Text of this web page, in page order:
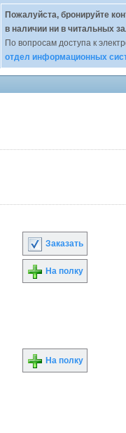
Пожалуйста, бронируйте
в наличии ни в читальных
По вопросам доступа к
отдел информационных
Заказать
На полку
На полку